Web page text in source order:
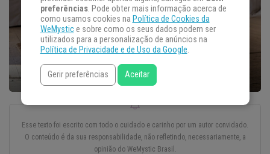
Esse texto foi escrito com todo o cuidado e carinho por um autor convidado.
O conteúdo é da sua responsabilidade, não refletindo, necessariamente, a
opinião do WeMystic Brasil.
preferências. Pode obter mais informação acerca de
como usamos cookies na Política de Cookies da
WeMystice sobre como os seus dados podem ser
utilizados para a personalização de anúncios na
Política de Privacidade e de Uso da Google.
Gerir preferências Aceitar